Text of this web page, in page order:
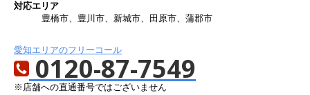
対応エリア
豊橋市、豊川市、新城市、田原市、蒲郡市
愛知エリアのフリーコール
0120-87-7549
※店舗への直通番号ではございません